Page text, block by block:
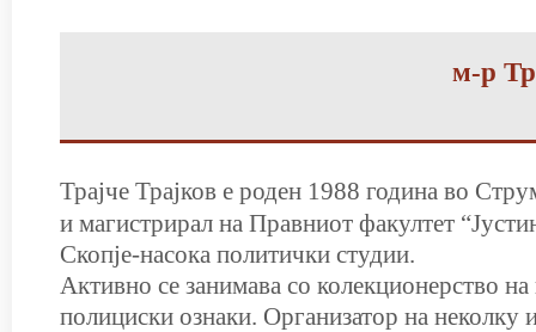
м-р
Трајче Трајков е роден 1988 година во
и магистрирал на Правниот факултет
Скопје-насока политички студии.
Активно се занимава со колекционерство
полициски ознаки. Организатор на неколку